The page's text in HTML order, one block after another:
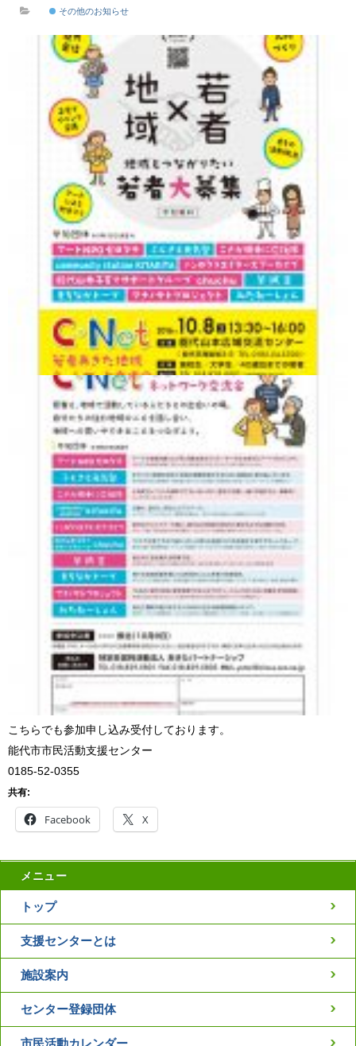
その他のお知らせ
こちらでも参加申し込み受付しております。
能代市市民活動支援センター
0185-52-0355
共有:
Facebook X
メニュー
トップ
支援センターとは
施設案内
センター登録団体
市民活動カレンダー